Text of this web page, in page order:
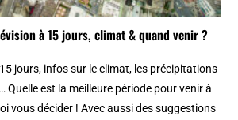
à 15 jours, climat & quand venir ?
jours, infos sur le climat, les précipitations
Quelle est la meilleure période pour venir à
vous décider ! Avec aussi des suggestions